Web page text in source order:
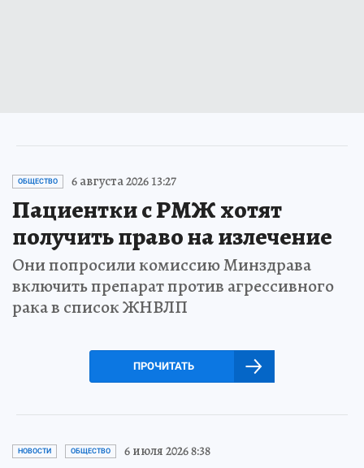
ОБЩЕСТВО 6 августа 2026 13:27
Пациентки с РМЖ хотят
получить право на излечение
Они попросили комиссию Минздрава
включить препарат против агрессивного
рака в список ЖНВЛП
ПРОЧИТАТЬ
НОВОСТИ ОБЩЕСТВО 6 июля 2026 8:38